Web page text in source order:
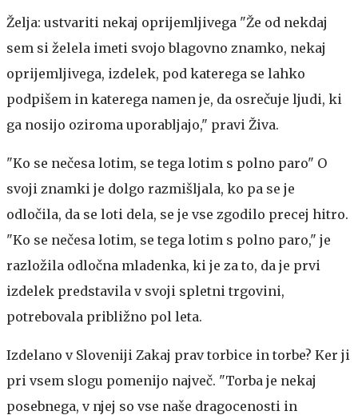
Želja: ustvariti nekaj oprijemljivega "Že od nekdaj
sem si želela imeti svojo blagovno znamko, nekaj
oprijemljivega, izdelek, pod katerega se lahko
podpišem in katerega namen je, da osrečuje ljudi, ki
ga nosijo oziroma uporabljajo," pravi Živa.
"Ko se nečesa lotim, se tega lotim s polno paro" O
svoji znamki je dolgo razmišljala, ko pa se je
odločila, da se loti dela, se je vse zgodilo precej hitro.
"Ko se nečesa lotim, se tega lotim s polno paro," je
razložila odločna mladenka, ki je za to, da je prvi
izdelek predstavila v svoji spletni trgovini,
potrebovala približno pol leta.
Izdelano v Sloveniji Zakaj prav torbice in torbe? Ker ji
pri vsem slogu pomenijo največ. "Torba je nekaj
posebnega, v njej so vse naše dragocenosti in